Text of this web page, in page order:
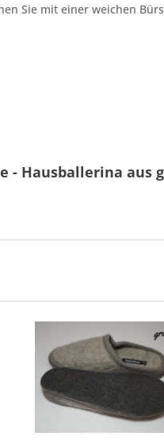
Sie mit einer weichen
Hausballerina aus